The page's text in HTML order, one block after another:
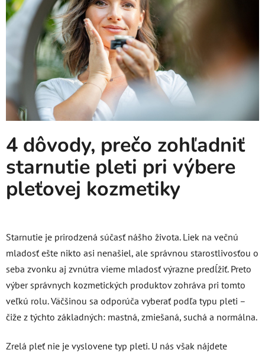
4 dôvody, prečo zohľadniť
starnutie pleti pri výbere
pleťovej kozmetiky
Starnutie je prirodzená súčasť nášho života. Liek na večnú
mladosť ešte nikto asi nenašiel, ale správnou starostlivosťou o
seba zvonku aj zvnútra vieme mladosť výrazne predĺžiť. Preto
výber správnych kozmetických produktov zohráva pri tomto
veľkú rolu. Väčšinou sa odporúča vyberať podľa typu pleti –
čiže z týchto základných: mastná, zmiešaná, suchá a normálna.
Zrelá pleť nie je vyslovene typ pleti. U nás však nájdete